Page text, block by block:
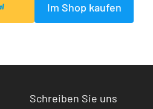
Im Shop kaufen
Schreiben Sie uns